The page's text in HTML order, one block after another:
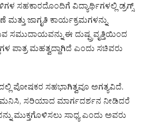
ಸಹಕಾರದೊಂದಿಗೆ ವಿದ್ಯಾರ್ಥಿಗಳಲ್ಲಿ ಡ್ರಗ್ಸ್
ಮತ್ತು ಜಾಗೃತಿ ಕಾರ್ಯಕ್ರಮಗಳನ್ನು
ಸಮುದಾಯವನ್ನು ಈ ದುಷ್ಪ್ರವೃತ್ತಿಯಿಂದ
ಪಾತ್ರ ಮಹತ್ವದ್ದಾಗಿದೆ ಎಂದು ಸಚಿವರು
ಪೋಷಕರ ಸಹಭಾಗಿತ್ವವೂ ಅಗತ್ಯವಿದೆ.
ಸರಿಯಾದ ಮಾರ್ಗದರ್ಶನ ನೀಡಿದರೆ
ಮುಕ್ತಗೊಳಿಸಲು ಸಾಧ್ಯ ಎಂದು ಅವರು